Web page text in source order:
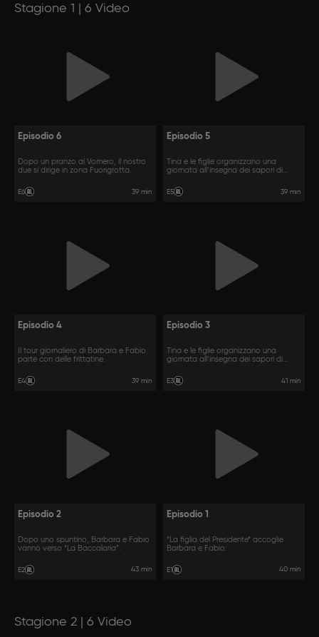
Stagione 1 | 6 Video
Episodio 6
Dopo un pranzo al Vomero, il nostro
due si dirige in zona Fuorigrotta.
E6 39 min
Episodio 5
Tina e le figlie organizzano una
giornata all’insegna dei sapori di
E5 39 min
Episodio 4
Il tour giornaliero di Barbara e Fabio
parte con delle frittatine.
E4 39 min
Episodio 3
Tina e le figlie organizzano una
giornata all’insegna dei sapori di
E3 41 min
Episodio 2
Dopo uno spuntino, Barbara e Fabio
vanno verso “La Baccalaria”.
E2 43 min
Episodio 1
“La figlia del Presidente” accoglie
Barbara e Fabio.
E1 40 min
Stagione 2 | 6 Video